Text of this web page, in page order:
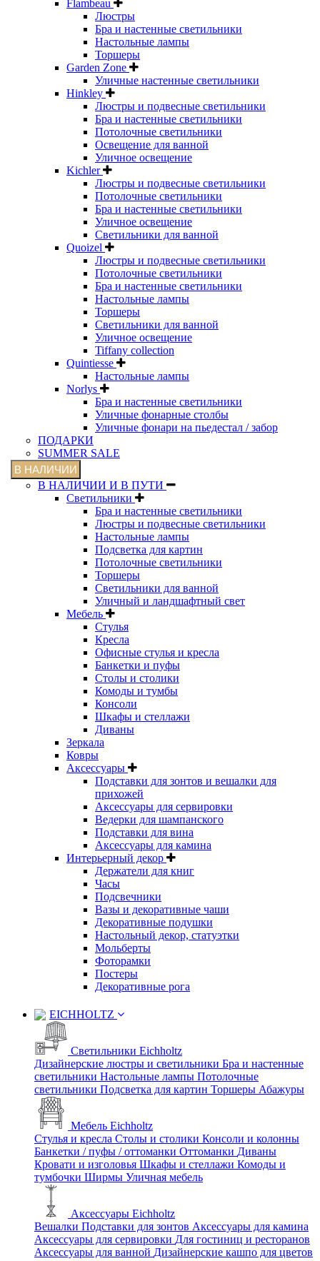
Flambeau
Люстры
Бра и настенные светильники
Настольные лампы
Торшеры
Garden Zone
Уличные настенные светильники
Hinkley
Люстры и подвесные светильники
Бра и настенные светильники
Потолочные светильники
Освещение для ванной
Уличное освещение
Kichler
Люстры и подвесные светильники
Потолочные светильники
Бра и настенные светильники
Уличное освещение
Светильники для ванной
Quoizel
Люстры и подвесные светильники
Потолочные светильники
Бра и настенные светильники
Настольные лампы
Торшеры
Светильники для ванной
Уличное освещение
Tiffany collection
Quintiesse
Настольные лампы
Norlys
Бра и настенные светильники
Уличные фонарные столбы
Уличные фонари на пьедестал / забор
ПОДАРКИ
SUMMER SALE
В НАЛИЧИИ
В НАЛИЧИИ И В ПУТИ
Светильники
Бра и настенные светильники
Люстры и подвесные светильники
Настольные лампы
Подсветка для картин
Потолочные светильники
Торшеры
Светильники для ванной
Уличный и ландшафтный свет
Мебель
Стулья
Кресла
Офисные стулья и кресла
Банкетки и пуфы
Столы и столики
Комоды и тумбы
Консоли
Шкафы и стеллажи
Диваны
Зеркала
Ковры
Аксессуары
Подставки для зонтов и вешалки для
прихожей
Аксессуары для сервировки
Ведерки для шампанского
Подставки для вина
Аксессуары для камина
Интерьерный декор
Держатели для книг
Часы
Подсвечники
Вазы и декоративные чаши
Декоративные подушки
Настольный декор, статуэтки
Мольберты
Фоторамки
Постеры
Декоративные рога
EICHHOLTZ
Светильники Eichholtz
Дизайнерские люстры и светильники Бра и настенные
светильники Настольные лампы Потолочные
светильники Подсветка для картин Торшеры Абажуры
Мебель Eichholtz
Стулья и кресла Столы и столики Консоли и колонны
Банкетки / пуфы / оттоманки Оттоманки Диваны
Кровати и изголовья Шкафы и стеллажи Комоды и
тумбочки Ширмы Уличная мебель
Аксессуары Eichholtz
Вешалки Подставки для зонтов Аксессуары для камина
Аксессуары для сервировки Для гостиниц и ресторанов
Аксессуары для ванной Дизайнерские кашпо для цветов